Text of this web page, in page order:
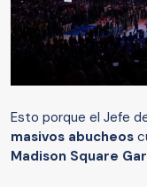
Esto porque el Jefe
masivos abucheos
Madison Square